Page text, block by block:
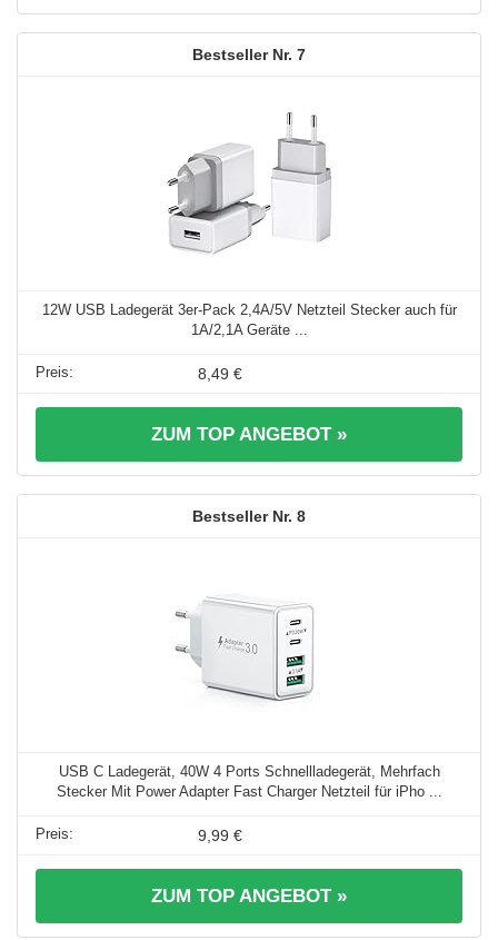
7
12W USB Ladegerät 3er-Pack 2,4A/5V Netzteil Stecker auch für
1A/2,1A Geräte ...
8,49 €
ZUM TOP ANGEBOT »
8
USB C Ladegerät, 40W 4 Ports Schnellladegerät, Mehrfach
Stecker Mit Power Adapter Fast Charger Netzteil für iPho ...
9,99 €
ZUM TOP ANGEBOT »